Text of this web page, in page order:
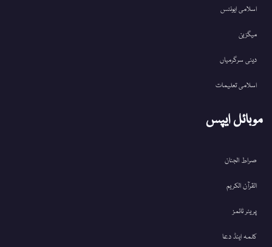
اسلامی ایونٹس
میگزین
دینی سرگرمیاں
اسلامی تعلیمات
موبائل ایپس
صراط الجنان
القرآن الکریم
پریئر ٹائمز
کلمہ اینڈ دعا